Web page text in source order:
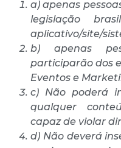
a) apenas
legislação
aplicativo/site/
b) apenas
participarão dos
Eventos e
c) Não poderá
qualquer
capaz de violar
d) Não deverá